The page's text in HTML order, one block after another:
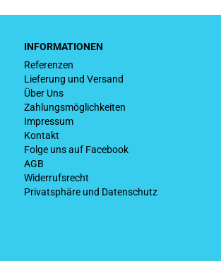
INFORMATIONEN
Referenzen
Lieferung und Versand
Über Uns
Zahlungsmöglichkeiten
Impressum
Kontakt
Folge uns auf Facebook
AGB
Widerrufsrecht
Privatsphäre und Datenschutz